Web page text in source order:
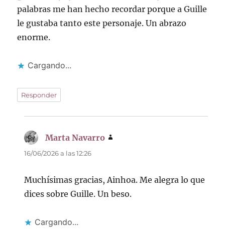
palabras me han hecho recordar porque a Guille
le gustaba tanto este personaje. Un abrazo
enorme.
Cargando...
Responder
Marta Navarro
16/06/2026 a las 12:26
Muchísimas gracias, Ainhoa. Me alegra lo que
dices sobre Guille. Un beso.
Cargando...